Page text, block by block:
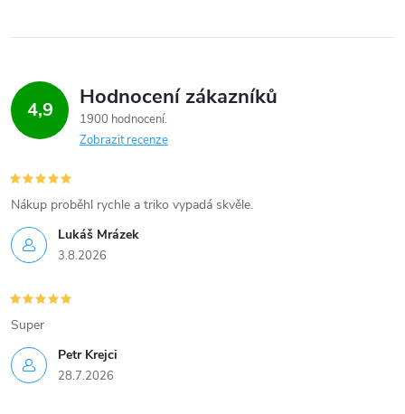
r
v
k
v
ý
p
i
s
u
4,9 Hodnocení zákazníků
1900 hodnocení
Zobrazit recenze
Lukáš Mrázek
3.8.2026
Nákup proběhl rychle a triko vypadá skvěle.
Petr Krejci
28.7.2026
Super